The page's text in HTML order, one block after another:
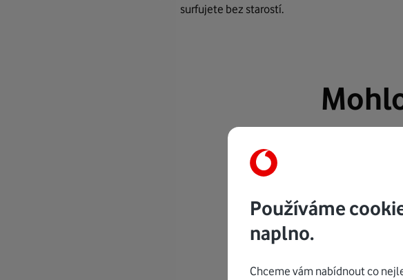
surfujete bez starostí.
Používáme
naplno.
Chceme vám nabídnout co